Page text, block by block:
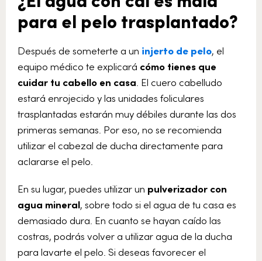
para el pelo trasplantado?
Después de someterte a un injerto de pelo, el
equipo médico te explicará cómo tienes que
cuidar tu cabello en casa. El cuero cabelludo
estará enrojecido y las unidades foliculares
trasplantadas estarán muy débiles durante las dos
primeras semanas. Por eso, no se recomienda
utilizar el cabezal de ducha directamente para
aclararse el pelo.
En su lugar, puedes utilizar un pulverizador con
agua mineral, sobre todo si el agua de tu casa es
demasiado dura. En cuanto se hayan caído las
costras, podrás volver a utilizar agua de la ducha
para lavarte el pelo. Si deseas favorecer el